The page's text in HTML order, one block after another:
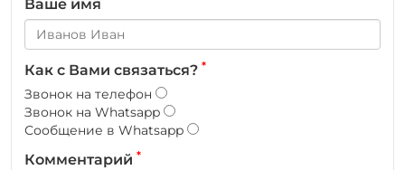
Ваше имя
Как с Вами связаться? *
Звонок на телефон
Звонок на Whatsapp
Сообщение в Whatsapp
Комментарий *